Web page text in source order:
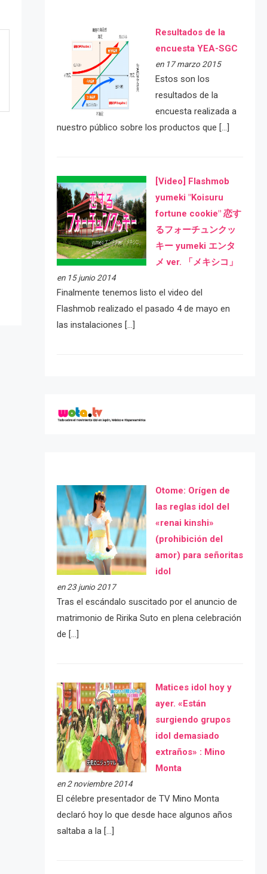
Resultados de la
encuesta YEA-SGC
en 17 marzo 2015
Estos son los
resultados de la
encuesta realizada a
nuestro público sobre los productos que […]
[Video] Flashmob
yumeki "Koisuru
fortune cookie" 恋す
るフォーチュンクッ
キー yumeki エンタ
メ ver. 「メキシコ」
en 15 junio 2014
Finalmente tenemos listo el video del
Flashmob realizado el pasado 4 de mayo en
las instalaciones […]
Otome: Orígen de
las reglas idol del
«renai kinshi»
(prohibición del
amor) para señoritas
idol
en 23 junio 2017
Tras el escándalo suscitado por el anuncio de
matrimonio de Ririka Suto en plena celebración
de […]
Matices idol hoy y
ayer. «Están
surgiendo grupos
idol demasiado
extraños» : Mino
Monta
en 2 noviembre 2014
El célebre presentador de TV Mino Monta
declaró hoy lo que desde hace algunos años
saltaba a la […]